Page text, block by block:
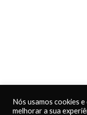
Nós usamos cookies
melhorar a sua